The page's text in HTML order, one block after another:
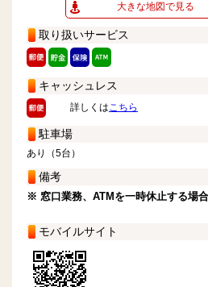
大きな地図で見る
取り扱いサービス
キャッシュレス
詳しくはこちら
駐車場
あり（5台）
備考
※ 窓口業務、ATMを一時休止する場合
モバイルサイト